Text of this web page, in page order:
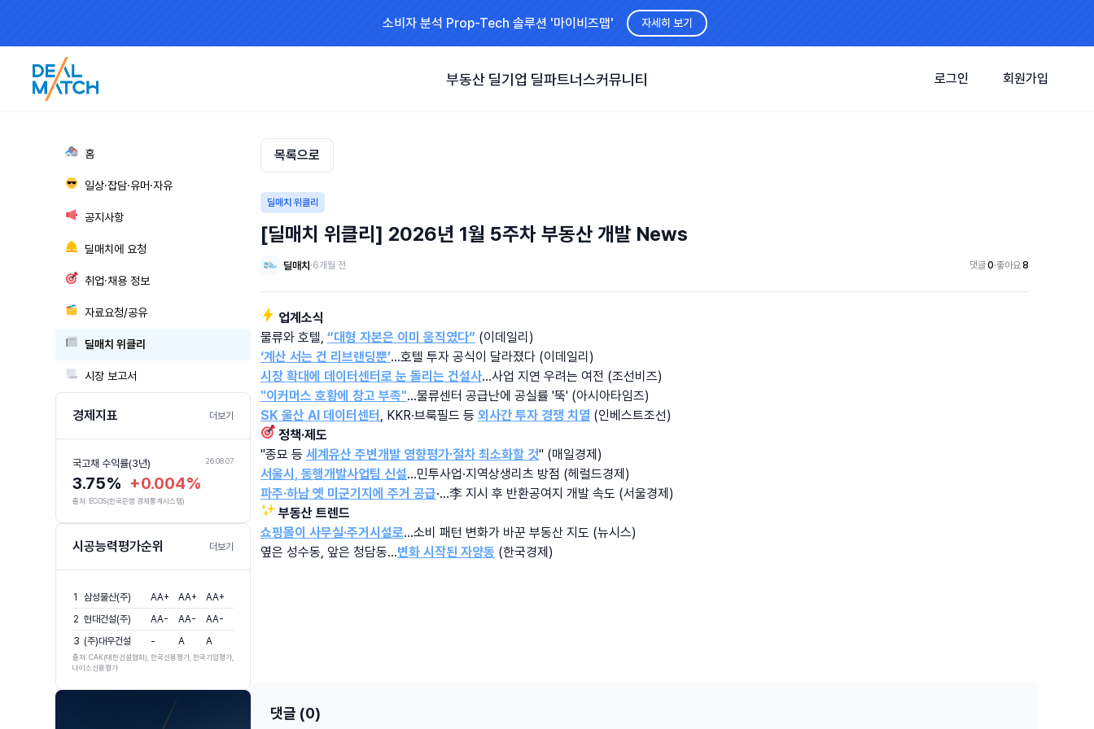
소비자 분석 Prop-Tech 솔루션 '마이비즈맵' 자세히 보기
부동산 딜기업 딜파트너스커뮤니티 로그인 회원가입
🏘 홈
😎 일상·잡담·유머·자유
📢 공지사항
🛎 딜매치에 요청
🎯 취업·채용 정보
🗂 자료요청/공유
📰 딜매치 위클리
📃 시장 보고서
경제지표 더보기
국고채 수익률(3년)
3.75% +0.004%
26.08.07 회사채 수익률(3년,AA-)
4.45% +0.003%
26.08.07
출처: ECOS(한국은행 경제통계시스템)
시공능력평가순위 더보기
1 삼성물산(주) AA+ AA+
AA+
2 현대건설(주) AA- AA-
AA-
3 (주)대우건설 - A A
출처: CAK(대한건설협회), 한국신용평가, 한국기업평가,
나이스신용평가
목록으로
딜매치 위클리
[딜매치 위클리] 2026년 1월 5주차 부동산 개발 News
딜매치·6개월 전 댓글0·좋아요8
⚡️ 업계소식
물류와 호텔, “대형 자본은 이미 움직였다” (이데일리)
‘계산 서는 건 리브랜딩뿐’…호텔 투자 공식이 달라졌다 (이데일리)
시장 확대에 데이터센터로 눈 돌리는 건설사…사업 지연 우려는 여전 (조선비즈)
"이커머스 호황에 창고 부족"…물류센터 공급난에 공실률 '뚝' (아시아타임즈)
SK 울산 AI 데이터센터 , KKR·브룩필드 등 외사간 투자 경쟁 치열 (인베스트조선)
🎯 정책·제도
"종묘 등 세계유산 주변개발 영향평가·절차 최소화할 것" (매일경제)
서울시, 동행개발사업팀 신설…민투사업·지역상생리츠 방점 (헤럴드경제)
파주·하남 옛 미군기지에 주거 공급·…李 지시 후 반환공여지 개발 속도 (서울경제)
✨ 부동산 트렌드
쇼핑몰이 사무실·주거시설로…소비 패턴 변화가 바꾼 부동산 지도 (뉴시스)
옆은 성수동, 앞은 청담동…변화 시작된 자양동 (한국경제)
댓글 (0)